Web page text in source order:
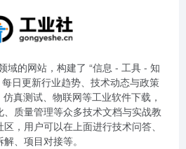
域的网站，构建了 “信息 - 工具 - 知
日更新行业趋势、技术动态与政策
真测试、物联网等工业软件下载，
质量管理等众多技术文档与实战教
，用户可以在上面进行技术问答、
、项目对接等。